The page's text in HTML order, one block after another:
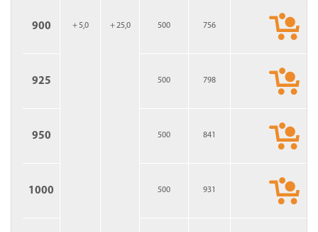
+ 5,0 + 25,0
900 500 756
925 500 798
950 500 841
1000 500 931